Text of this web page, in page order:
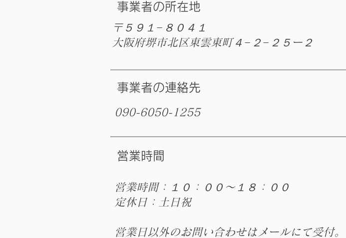
​事業者の所在地
〒５９１−８０４１
​大阪府堺市北区東雲東町４−２−２５ー２
​事業者の連絡先
090-6050-1255
営業時間
営業時間：１０：００〜１８：００
​定休日：土日祝
営業日以外のお問い合わせはメールにて受付。